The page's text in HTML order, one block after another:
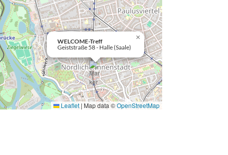
WELCOME-Treff
Geiststraße 58 - Halle (Saale)
×
Leaflet | Map data ©OpenStreetMap